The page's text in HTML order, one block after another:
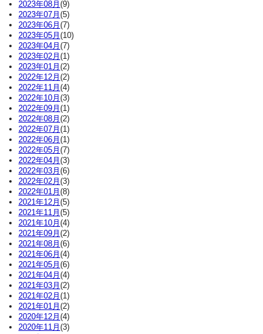
2023年08月(9)
2023年07月(5)
2023年06月(7)
2023年05月(10)
2023年04月(7)
2023年02月(1)
2023年01月(2)
2022年12月(2)
2022年11月(4)
2022年10月(3)
2022年09月(1)
2022年08月(2)
2022年07月(1)
2022年06月(1)
2022年05月(7)
2022年04月(3)
2022年03月(6)
2022年02月(3)
2022年01月(8)
2021年12月(5)
2021年11月(5)
2021年10月(4)
2021年09月(2)
2021年08月(6)
2021年06月(4)
2021年05月(6)
2021年04月(4)
2021年03月(2)
2021年02月(1)
2021年01月(2)
2020年12月(4)
2020年11月(3)